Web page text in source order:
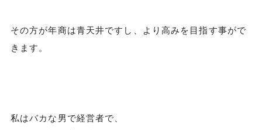
その方が年商は青天井ですし、より高みを目指す事がで
きます。
私はバカな男で経営者で、